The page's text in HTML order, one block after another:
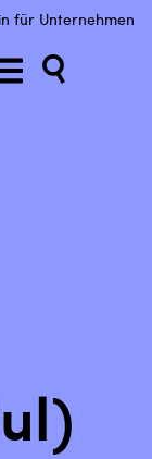
für Unternehmen